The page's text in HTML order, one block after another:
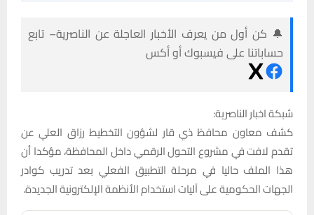
🔔 كن أول من يعرف الأخبار العاجلة عن الناصرية– تابع
حساباتنا على فيسبوك أو أكس
شبكة اخبار الناصرية:
كشف معاون محافظ ذي قار لشؤون التخطيط رزاق العلي عن
تقدم لافت في مشروع التحول الرقمي داخل المحافظة، مؤكدا أن
هذا الملف حاليا في مرحلة التطبيق الفعلي بعد تدريب كوادر
الجهات الحكومية على آليات استخدام الأنظمة الإلكترونية الجديدة.